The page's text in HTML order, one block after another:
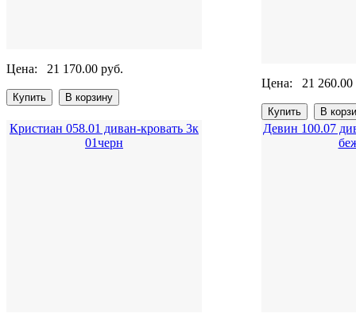
Цена: 21 170.00 руб.
Цена: 21 260.00
Кристиан 058.01 диван-кровать 3к
01черн
Девин 100.07